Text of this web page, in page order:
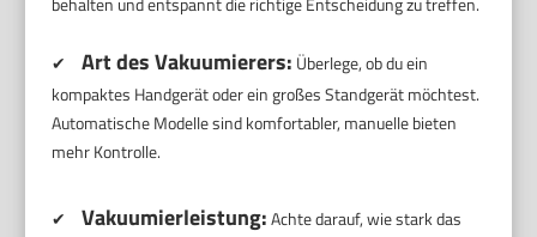
✔ Art des Vakuumierers: Überlege, ob du ein
kompaktes Handgerät oder ein großes Standgerät möchtest.
Automatische Modelle sind komfortabler, manuelle bieten
mehr Kontrolle.
✔ Vakuumierleistung:Achte darauf, wie stark das